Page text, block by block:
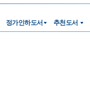
정가인하도서 추천도서